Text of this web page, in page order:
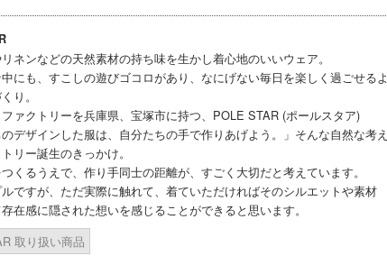
ネンなどの天然素材の持ち味を生かし着心地のいいウェア。
にも、すこしの遊びゴコロがあり、なにげない毎日を楽しく過ごせるよ
り。
ァクトリーを兵庫県、宝塚市に持つ、POLE STAR (ポールスタア)
のデザインした服は、自分たちの手で作りあげよう。」そんな自然な考え
リー誕生のきっかけ。
くるうえで、作り手同士の距離が、すごく大切だと考えています。
ですが、ただ実際に触れて、着ていただければそのシルエットや素材
在感に隠された想いを感じることができると思います。
取り扱い商品